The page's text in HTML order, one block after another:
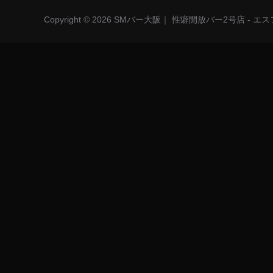
Copyright © 2026 SMバー大阪｜ 性癖開放バー2号店 - エス